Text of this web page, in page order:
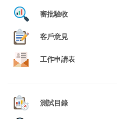
審批驗收
客戶意見
工作申請表
測試目錄